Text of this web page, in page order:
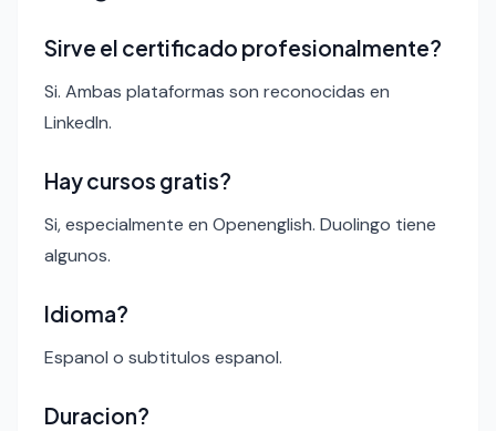
Sirve el certificado profesionalmente?
Si. Ambas plataformas son reconocidas en
LinkedIn.
Hay cursos gratis?
Si, especialmente en Openenglish. Duolingo tiene
algunos.
Idioma?
Espanol o subtitulos espanol.
Duracion?